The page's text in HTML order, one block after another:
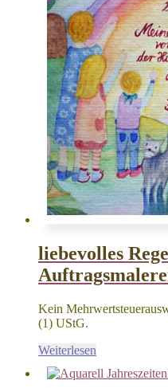
liebevolles
Kein
(1) UStG.
Weiterlesen